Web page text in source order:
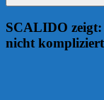
SCALIDO zeigt:
nicht kompliziert